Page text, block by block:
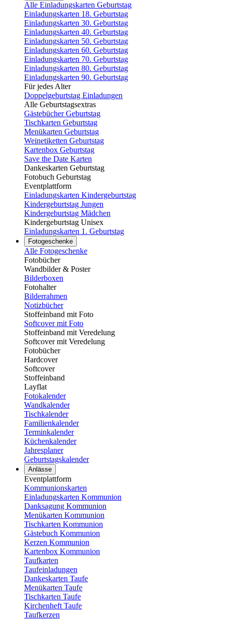
Alle Einladungskarten Geburtstag
Einladungskarten 18. Geburtstag
Einladungskarten 30. Geburtstag
Einladungskarten 40. Geburtstag
Einladungskarten 50. Geburtstag
Einladungskarten 60. Geburtstag
Einladungskarten 70. Geburtstag
Einladungskarten 80. Geburtstag
Einladungskarten 90. Geburtstag
Für jedes Alter
Doppelgeburtstag Einladungen
Alle Geburtstagsextras
Gästebücher Geburtstag
Tischkarten Geburtstag
Menükarten Geburtstag
Weinetiketten Geburtstag
Kartenbox Geburtstag
Save the Date Karten
Dankeskarten Geburtstag
Fotobuch Geburtstag
Eventplattform
Einladungskarten Kindergeburtstag
Kindergeburtstag Jungen
Kindergeburtstag Mädchen
Kindergeburtstag Unisex
Einladungskarten 1. Geburtstag
Fotogeschenke
Alle Fotogeschenke
Fotobücher
Wandbilder & Poster
Bilderboxen
Fotohalter
Bilderrahmen
Notizbücher
Stoffeinband mit Foto
Softcover mit Foto
Stoffeinband mit Veredelung
Softcover mit Veredelung
Fotobücher
Hardcover
Softcover
Stoffeinband
Layflat
Fotokalender
Wandkalender
Tischkalender
Familienkalender
Terminkalender
Küchenkalender
Jahresplaner
Geburtstagskalender
Anlässe
Eventplattform
Kommunionskarten
Einladungskarten Kommunion
Danksagung Kommunion
Menükarten Kommunion
Tischkarten Kommunion
Gästebuch Kommunion
Kerzen Kommunion
Kartenbox Kommunion
Taufkarten
Taufeinladungen
Dankeskarten Taufe
Menükarten Taufe
Tischkarten Taufe
Kirchenheft Taufe
Taufkerzen